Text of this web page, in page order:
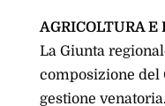
AGRICOLTURA E
La Giunta
composizione del
gestione venatoria.